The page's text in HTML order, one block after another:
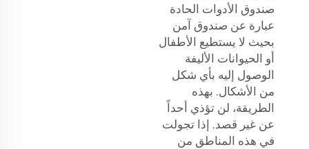
صندوق الأدوات الحادة
عبارة عن صندوق آمن
بحيث لا يستطيع الأطفال
أو الحيوانات الأليفة
الوصول إليه بأي شكل
من الأشكال. بهذه
الطريقة، لن تؤذي أحداً
عن غير قصد. إذا تجولت
في هذه المناطق من